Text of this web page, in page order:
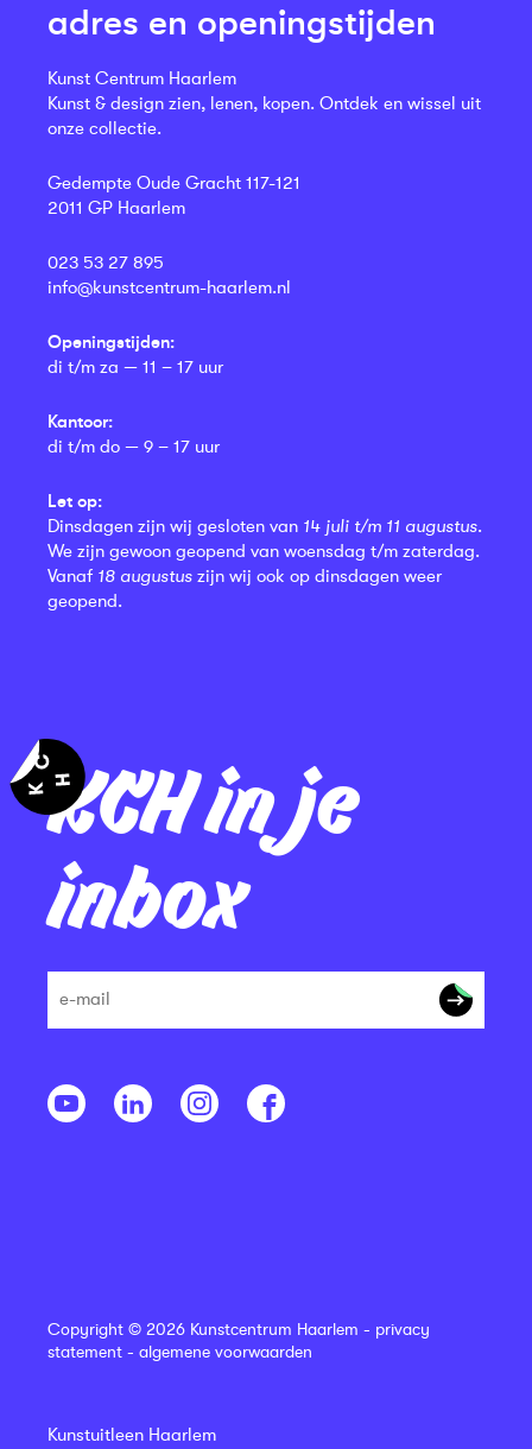
KCH in je
inbox
adres en openingstijden
Kunst Centrum Haarlem
Kunst & design zien, lenen, kopen. Ontdek en wissel uit
onze collectie.
Gedempte Oude Gracht 117-121
2011 GP Haarlem
023 53 27 895
info@kunstcentrum-haarlem.nl
Openingstijden:
di t/m za — 11 – 17 uur
Kantoor:
di t/m do — 9 – 17 uur
Let op:
Dinsdagen zijn wij gesloten van 14 juli t/m 11 augustus.
We zijn gewoon geopend van woensdag t/m zaterdag.
Vanaf 18 augustus zijn wij ook op dinsdagen weer
geopend.
Copyright © 2026 Kunstcentrum Haarlem - privacy
statement - algemene voorwaarden
Kunstuitleen Haarlem